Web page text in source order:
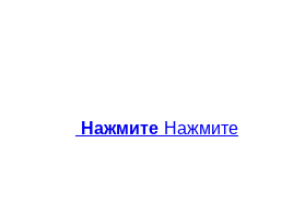
Нажмите Нажмите